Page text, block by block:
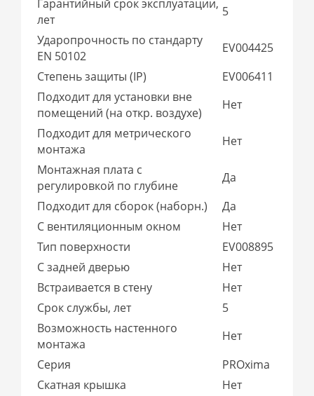
Гарантийный срок эксплуатации,
лет
5
Ударопрочность по стандарту
EN 50102
EV004425
Степень защиты (IP)
EV006411
Подходит для установки вне
помещений (на откр. воздухе)
Нет
Подходит для метрического
монтажа
Нет
Монтажная плата с
регулировкой по глубине
Да
Подходит для сборок (наборн.)
Да
С вентиляционным окном
Нет
Тип поверхности
EV008895
С задней дверью
Нет
Встраивается в стену
Нет
Срок службы, лет
5
Возможность настенного
монтажа
Нет
Серия
PROxima
Скатная крышка
Нет